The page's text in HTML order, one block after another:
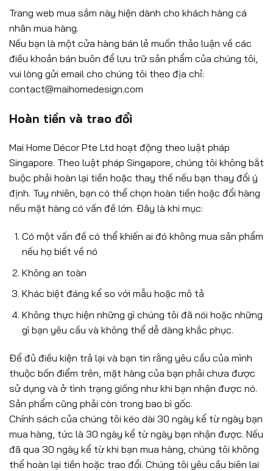
Trang web mua sắm này hiện dành cho khách hàng cá
nhân mua hàng.
Nếu bạn là một cửa hàng bán lẻ muốn thảo luận về các
điều khoản bán buôn để lưu trữ sản phẩm của chúng tôi,
vui lòng gửi email cho chúng tôi theo địa chỉ:
contact@maihomedesign.com
Hoàn tiền và trao đổi
Mai Home Décor Pte Ltd hoạt động theo luật pháp
Singapore. Theo luật pháp Singapore, chúng tôi không bắt
buộc phải hoàn lại tiền hoặc thay thế nếu bạn thay đổi ý
định. Tuy nhiên, bạn có thể chọn hoàn tiền hoặc đổi hàng
nếu mặt hàng có vấn đề lớn. Đây là khi mục:
Có một vấn đề có thể khiến ai đó không mua sản phẩm
nếu họ biết về nó
Không an toàn
Khác biệt đáng kể so với mẫu hoặc mô tả
Không thực hiện những gì chúng tôi đã nói hoặc những
gì bạn yêu cầu và không thể dễ dàng khắc phục.
Để đủ điều kiện trả lại và bạn tin rằng yêu cầu của mình
thuộc bốn điểm trên, mặt hàng của bạn phải chưa được
sử dụng và ở tình trạng giống như khi bạn nhận được nó.
Sản phẩm cũng phải còn trong bao bì gốc.
Chính sách của chúng tôi kéo dài 30 ngày kể từ ngày bạn
mua hàng, tức là 30 ngày kể từ ngày bạn nhận được. Nếu
đã qua 30 ngày kể từ khi bạn mua hàng, chúng tôi không
thể hoàn lại tiền hoặc trao đổi. Chúng tôi yêu cầu biên lai